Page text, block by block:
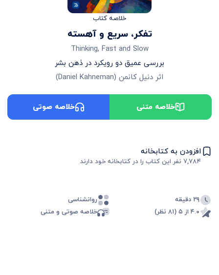
خلاصه کتاب
تفکر، سریع و آهسته
Thinking, Fast and Slow
بررسی عمیق دو رویکرد در ذهن بشر
اثر دنیل کانمن (
Daniel Kahneman
)
خلاصه متنی خلاصه صوتی
افزودن به کتابخانه
۷,۷۸۴ نفر این کتاب را در کتابخانه خود دارند
۲۹ دقیقه
روانشناسی
۴.۰ از ۵ (۸۱ نظر)
خلاصه صوتی و متنی